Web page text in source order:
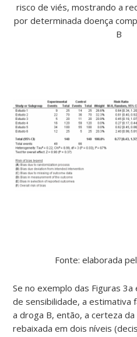
risco de viés, mostrando a
por determinada doença
B
Fonte: elaborada
Se no exemplo das Figuras 3a
de sensibilidade, a estimativa
a droga B, então, a certeza
rebaixada em dois níveis